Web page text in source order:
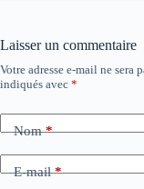
Laisser un commentaire
Votre adresse e-mail ne sera
indiqués avec *
Nom*
E-mail*